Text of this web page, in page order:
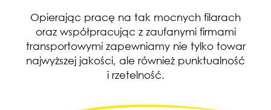
Opierając pracę na tak mocnych filarach
oraz współpracując z zaufanymi firmami
transportowymi zapewniamy nie tylko towar
najwyższej jakości, ale również punktualność
i rzetelność.